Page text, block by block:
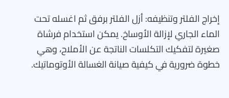
إخراج الفلتر وتنظيفه: أزل الفلتر برفق ثم اغسله تحت
الماء الجاري لإزالة الأوساخ. يمكن استخدام فرشاة
صغيرة لتفكيك التكلسات الناتجة عن الأملاح، وهي
خطوة ضرورية في كيفية صيانة الغسالة الأوتوماتيك.